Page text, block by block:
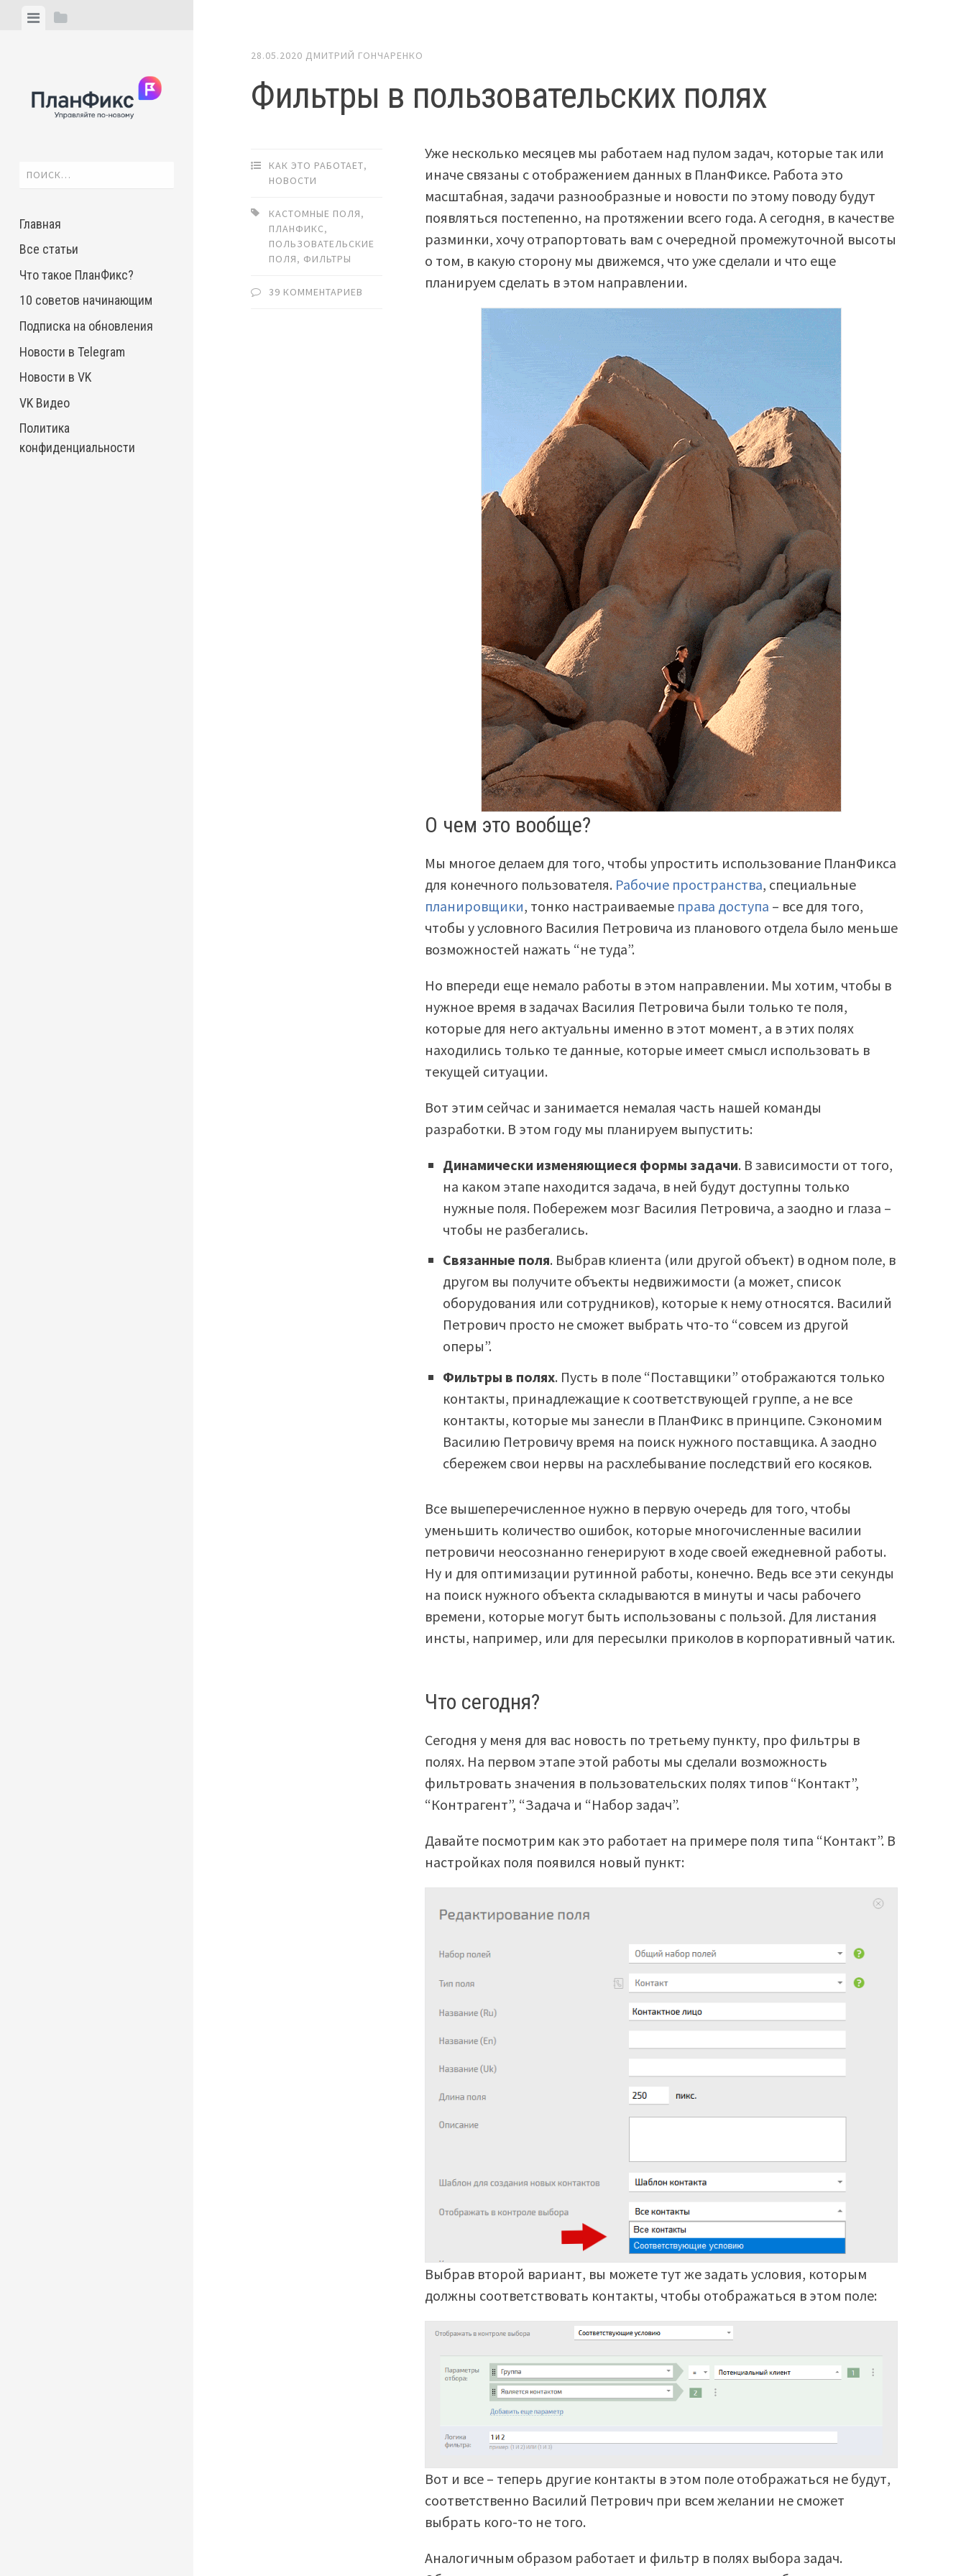
ViewView
Найти:
Главная
Все статьи
Что такое ПланФикс?
10 советов начинающим
Подписка на обновления
Новости в Telegram
Новости в VK
VK Видео
Политика
конфиденциальности
28.05.2020 ДМИТРИЙ ГОНЧАРЕНКО
Фильтры в пользовательских полях
КАК ЭТО РАБОТАЕТ,
НОВОСТИ
КАСТОМНЫЕ ПОЛЯ,
ПЛАНФИКС,
ПОЛЬЗОВАТЕЛЬСКИЕ
ПОЛЯ, ФИЛЬТРЫ
39 КОММЕНТАРИЕВ
Уже несколько месяцев мы работаем над пулом задач, которые так или
иначе связаны с отображением данных в ПланФиксе. Работа это
масштабная, задачи разнообразные и новости по этому поводу будут
появляться постепенно, на протяжении всего года. А сегодня, в качестве
разминки, хочу отрапортовать вам с очередной промежуточной высоты
о том, в какую сторону мы движемся, что уже сделали и что еще
планируем сделать в этом направлении.
О чем это вообще?
Мы многое делаем для того, чтобы упростить использование ПланФикса
для конечного пользователя. Рабочие пространства, специальные
планировщики, тонко настраиваемые права доступа – все для того,
чтобы у условного Василия Петровича из планового отдела было меньше
возможностей нажать “не туда”.
Но впереди еще немало работы в этом направлении. Мы хотим, чтобы в
нужное время в задачах Василия Петровича были только те поля,
которые для него актуальны именно в этот момент, а в этих полях
находились только те данные, которые имеет смысл использовать в
текущей ситуации.
Вот этим сейчас и занимается немалая часть нашей команды
разработки. В этом году мы планируем выпустить:
Динамически изменяющиеся формы задачи. В зависимости от того,
на каком этапе находится задача, в ней будут доступны только
нужные поля. Побережем мозг Василия Петровича, а заодно и глаза –
чтобы не разбегались.
Связанные поля. Выбрав клиента (или другой объект) в одном поле, в
другом вы получите объекты недвижимости (а может, список
оборудования или сотрудников), которые к нему относятся. Василий
Петрович просто не сможет выбрать что-то “совсем из другой
оперы”.
Фильтры в полях. Пусть в поле “Поставщики” отображаются только
контакты, принадлежащие к соответствующей группе, а не все
контакты, которые мы занесли в ПланФикс в принципе. Сэкономим
Василию Петровичу время на поиск нужного поставщика. А заодно
сбережем свои нервы на расхлебывание последствий его косяков.
Все вышеперечисленное нужно в первую очередь для того, чтобы
уменьшить количество ошибок, которые многочисленные василии
петровичи неосознанно генерируют в ходе своей ежедневной работы.
Ну и для оптимизации рутинной работы, конечно. Ведь все эти секунды
на поиск нужного объекта складываются в минуты и часы рабочего
времени, которые могут быть использованы с пользой. Для листания
инсты, например, или для пересылки приколов в корпоративный чатик.
Что сегодня?
Сегодня у меня для вас новость по третьему пункту, про фильтры в
полях. На первом этапе этой работы мы сделали возможность
фильтровать значения в пользовательских полях типов “Контакт”,
“Контрагент”, “Задача и “Набор задач”.
Давайте посмотрим как это работает на примере поля типа “Контакт”. В
настройках поля появился новый пункт:
Выбрав второй вариант, вы можете тут же задать условия, которым
должны соответствовать контакты, чтобы отображаться в этом поле:
Вот и все – теперь другие контакты в этом поле отображаться не будут,
соответственно Василий Петрович при всем желании не сможет
выбрать кого-то не того.
Аналогичным образом работает и фильтр в полях выбора задач.